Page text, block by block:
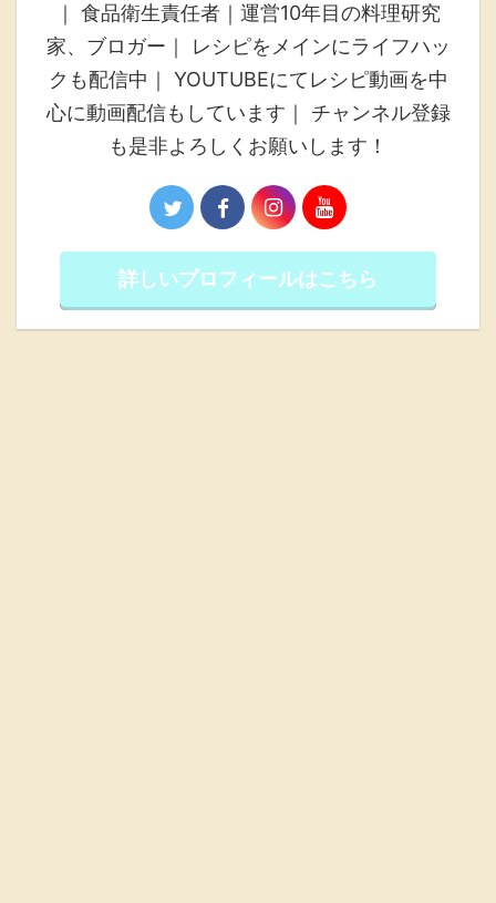
｜ 食品衛生責任者｜運営10年目の料理研究
家、ブロガー｜ レシピをメインにライフハッ
クも配信中｜ YOUTUBEにてレシピ動画を中
心に動画配信もしています｜ チャンネル登録
も是非よろしくお願いします！
詳しいプロフィールはこちら